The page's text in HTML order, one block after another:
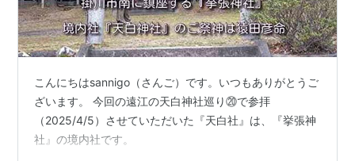
こんにちはsannigo（さんご）です。いつもありがとうご
ざいます。 今回の遠江の天白神社巡り⑳で参拝
（2025/4/5）させていただいた『天白社』は、『挙張神
社』の境内社です。